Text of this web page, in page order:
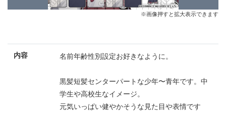
※画像押すと拡大表示できます
内容 名前年齢性別設定お好きなように。
黒髪短髪センターパートな少年〜青年です。中
学生や高校生なイメージ。
元気いっぱい健やかそうな見た目や表情です